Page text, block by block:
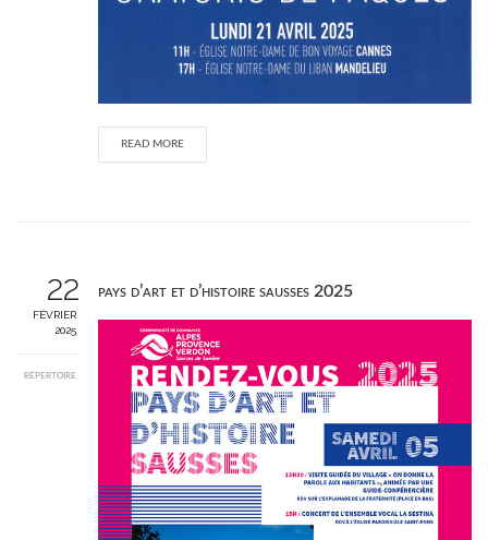
READ MORE
22
FÉVRIER
2025
RÉPERTOIRE
pays d’art et d’histoire sausses 2025